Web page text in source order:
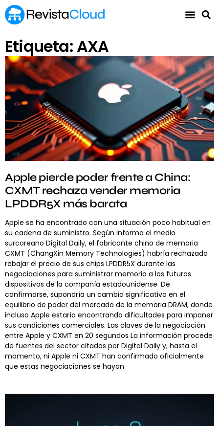
Etiqueta: AXA
Apple pierde poder frente a China:
CXMT rechaza vender memoria
LPDDR5X más barata
Apple se ha encontrado con una situación poco habitual en
su cadena de suministro. Según informa el medio
surcoreano Digital Daily, el fabricante chino de memoria
CXMT (ChangXin Memory Technologies) habría rechazado
rebajar el precio de sus chips LPDDR5X durante las
negociaciones para suministrar memoria a los futuros
dispositivos de la compañía estadounidense. De
confirmarse, supondría un cambio significativo en el
equilibrio de poder del mercado de la memoria DRAM, donde
incluso Apple estaría encontrando dificultades para imponer
sus condiciones comerciales. Las claves de la negociación
entre Apple y CXMT en 20 segundos La información procede
de fuentes del sector citadas por Digital Daily y, hasta el
momento, ni Apple ni CXMT han confirmado oficialmente
que estas negociaciones se hayan